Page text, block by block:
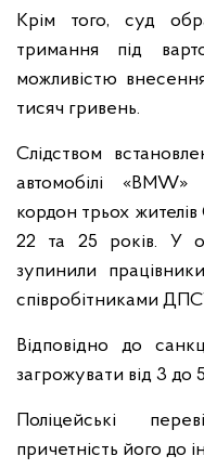
Крім того, суд
тримання під
можливістю
тисяч гривень.
Слідством
автомобілі
кордон трьох
22 та 25 років. У
зупинили
співробітниками
Відповідно до
загрожувати від 3 до
Поліцейські
причетність його до